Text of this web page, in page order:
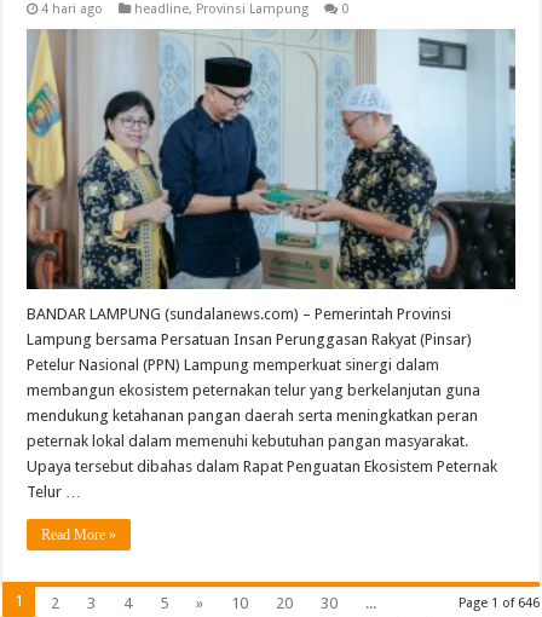
4 hari ago headline, Provinsi Lampung 0
BANDAR LAMPUNG (sundalanews.com) – Pemerintah Provinsi
Lampung bersama Persatuan Insan Perunggasan Rakyat (Pinsar)
Petelur Nasional (PPN) Lampung memperkuat sinergi dalam
membangun ekosistem peternakan telur yang berkelanjutan guna
mendukung ketahanan pangan daerah serta meningkatkan peran
peternak lokal dalam memenuhi kebutuhan pangan masyarakat.
Upaya tersebut dibahas dalam Rapat Penguatan Ekosistem Peternak
Telur …
Read More »
Page 1 of 646
1 2 3 4 5 » 10 20 30
...